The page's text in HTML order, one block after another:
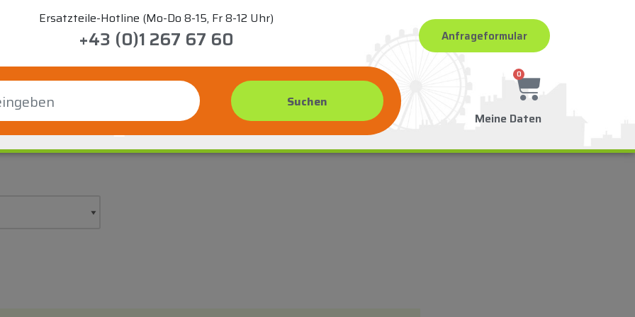
Ersatzteile-Hotline (Mo-Do 8-15, Fr 8-12 Uhr)
+43 (0)1 267 67 60 Anfrageformular
0
Meine Daten